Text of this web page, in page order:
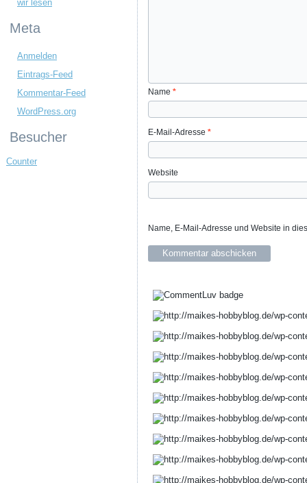
wir lesen
Meta
Anmelden
Eintrags-Feed
Kommentar-Feed
WordPress.org
Besucher
Counter
Name *
E-Mail-Adresse *
Website
Name, E-Mail-Adresse und Website in